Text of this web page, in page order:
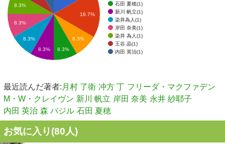
石田 夏穂(1)
新川 帆立(1)
染井為人(1)
岸田 奈美(1)
染井 為人(1)
王谷 晶(1)
内田 英治(1)
16.7%
8.3%
8.3%
8.3%
8.3%
8.3%
8.3%
最近読んだ著者: 月村 了衛 冲方 丁 フリーダ・マクファデン
M・W・クレイヴン 新川 帆立 岸田 奈美 永井 紗耶子
内田 英治 森 バジル 石田 夏穂
お気に入り(80人)